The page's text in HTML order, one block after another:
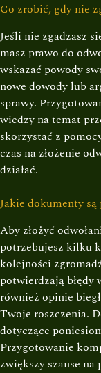
Co zrobić, gdy nie
Jeśli nie zgadzasz
masz prawo do
wskazać powody
nowe dowody lub
sprawy.
wiedzy na temat
skorzystać z
czas na złożenie
działać.
Jakie dokumenty są
Aby złożyć
potrzebujesz kilku
kolejności
potwierdzają błędy
również opinie
Twoje roszczenia.
dotyczące
Przygotowanie
zwiększy szanse